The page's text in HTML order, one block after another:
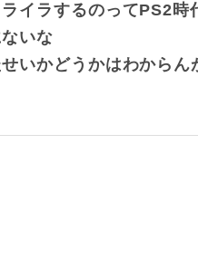
イラするのってPS2
いな
いかどうかはわからん